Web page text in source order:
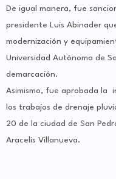
De igual manera, fue
presidente Luis Abinader
modernización y
Universidad Autónoma de
demarcación.
Asimismo, fue aprobada la
los trabajos de drenaje
20 de la ciudad de San
Aracelis Villanueva.